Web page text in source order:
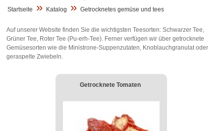
Startseite » Katalog » Getrocknetes gemüse und tees
Auf unserer Website finden Sie die wichtigsten Teesorten: Schwarzer Tee,
Grüner Tee, Roter Tee (Pu-erh-Tee). Ferner verfügen wir über getrocknete
Gemüsesorten wie die Ministrone-Suppenzutaten, Knoblauchgranulat oder
geraspelte Zwiebeln.
Getrocknete Tomaten